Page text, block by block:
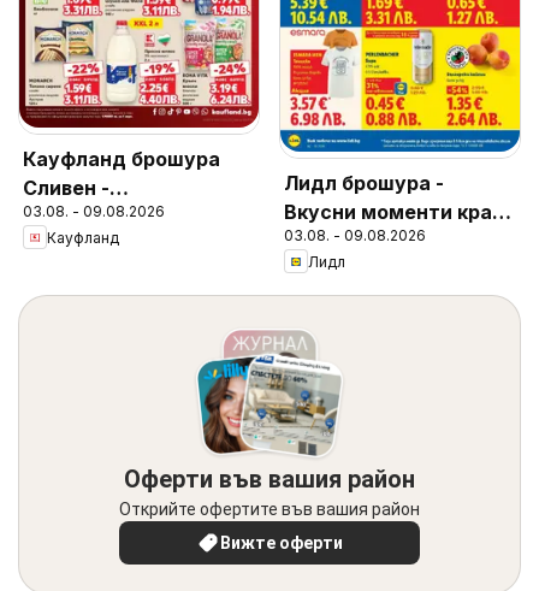
Кауфланд брошура
Сливен -
Предложения за
цялото семейство
03.08. - 09.08.2026
Кауфланд
Лидл брошура -
Вкусни моменти край
грила
03.08. - 09.08.2026
Лидл
Оферти във вашия район
Открийте офертите във вашия район
Вижте оферти